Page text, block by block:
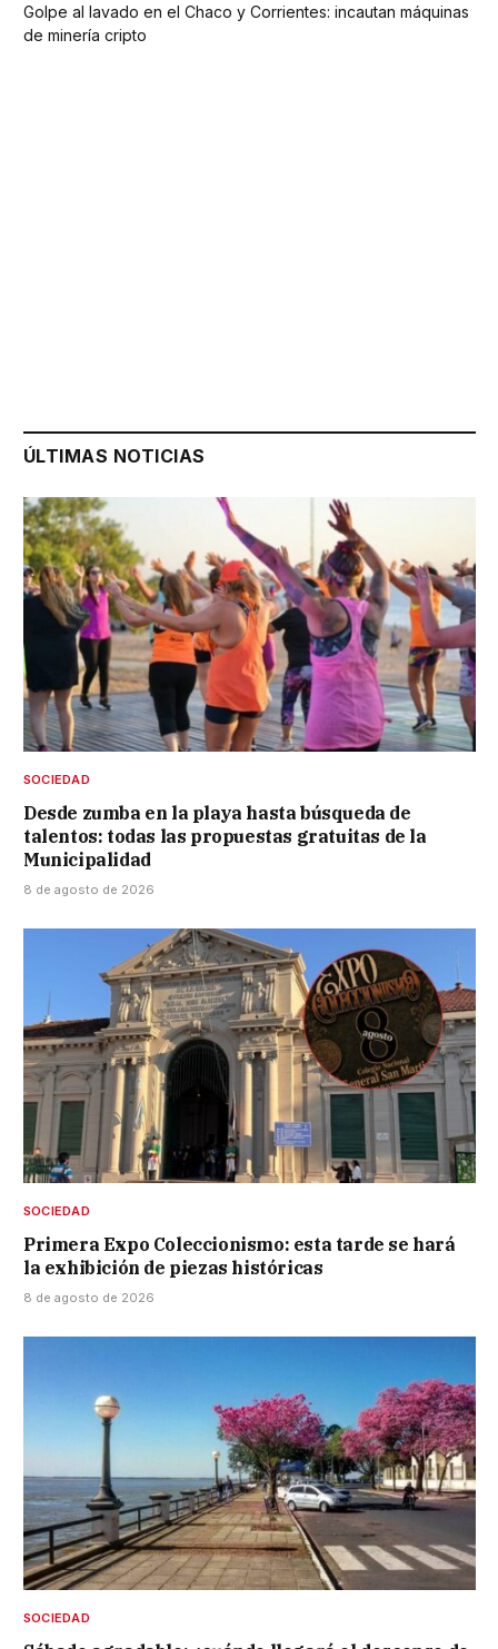
Golpe al lavado en el Chaco y Corrientes: incautan máquinas
de minería cripto
ÚLTIMAS NOTICIAS
SOCIEDAD
Desde zumba en la playa hasta búsqueda de
talentos: todas las propuestas gratuitas de la
Municipalidad
8 de agosto de 2026
SOCIEDAD
Primera Expo Coleccionismo: esta tarde se hará
la exhibición de piezas históricas
8 de agosto de 2026
SOCIEDAD